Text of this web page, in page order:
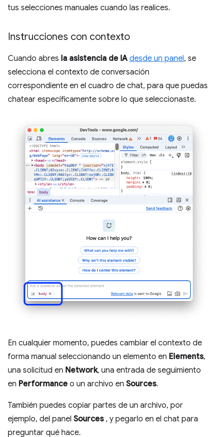
tus selecciones manuales cuando las realices.
Instrucciones con contexto
Cuando abres la asistencia de IA desde un panel, se
selecciona el contexto de conversación
correspondiente en el cuadro de chat, para que puedas
chatear específicamente sobre lo que seleccionaste.
En cualquier momento, puedes cambiar el contexto de
forma manual seleccionando un elemento en Elements,
una solicitud en Network, una entrada de seguimiento
en Performance o un archivo en Sources.
También puedes copiar partes de un archivo, por
ejemplo, del panel Sources, y pegarlo en el chat para
preguntar qué hace.